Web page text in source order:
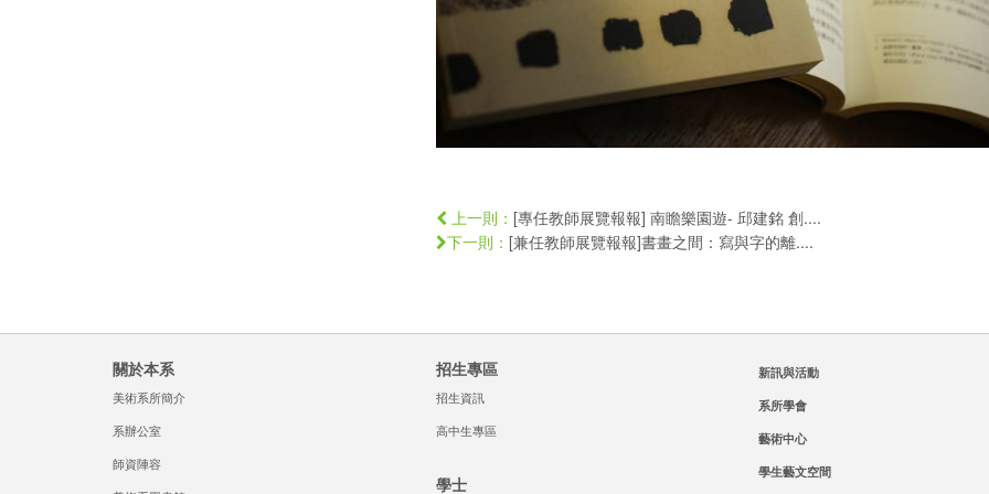
上一則： [專任教師展覽報報] 南瞻樂園遊- 邱建銘 創....
下一則： [兼任教師展覽報報]書畫之間：寫與字的離....
關於本系
美術系所簡介
系辦公室
師資陣容
招生專區
招生資訊
高中生專區
學士
新訊與活動
系所學會
藝術中心
學生藝文空間